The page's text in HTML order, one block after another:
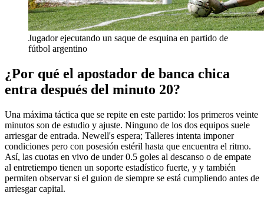
Jugador ejecutando un saque de esquina en partido de
fútbol argentino
¿Por qué el apostador de banca chica
entra después del minuto 20?
Una máxima táctica que se repite en este partido: los primeros veinte
minutos son de estudio y ajuste. Ninguno de los dos equipos suele
arriesgar de entrada. Newell's espera; Talleres intenta imponer
condiciones pero con posesión estéril hasta que encuentra el ritmo.
Así, las cuotas en vivo de under 0.5 goles al descanso o de empate
al entretiempo tienen un soporte estadístico fuerte, y y también
permiten observar si el guion de siempre se está cumpliendo antes de
arriesgar capital.